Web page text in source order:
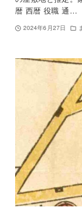
暦 西暦 役職 通…
2024年6月27日